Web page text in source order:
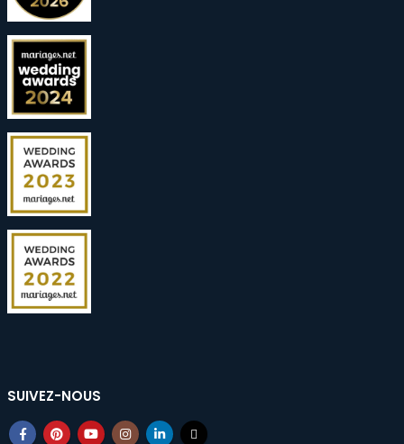
SUIVEZ-NOUS